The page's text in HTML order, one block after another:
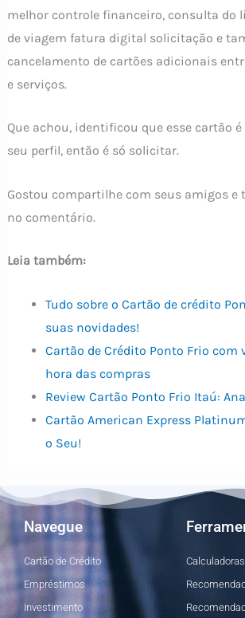
melhor controle financeiro, consulta do
de viagem fatura digital solicitação e
cancelamento de cartões adicionais
e serviços.
Que achou, identificou que esse cartão
seu perfil, então é só solicitar.
Gostou compartilhe com seus amigos e
no comentário.
Leia também:
Tudo sobre o Cartão de crédito
suas novidades!
Cartão de Crédito Ponto Frio com
hora das compras
Review Cartão Ponto Frio Itaú:
Cartão American Express
o Seu!
Navegue
Cartão de Crédito
Empréstimos
Investimento
Calculadoras